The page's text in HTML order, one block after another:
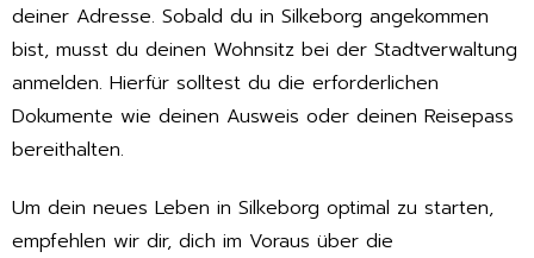
deiner Adresse. Sobald du in Silkeborg angekommen
bist, musst du deinen Wohnsitz bei der Stadtverwaltung
anmelden. Hierfür solltest du die erforderlichen
Dokumente wie deinen Ausweis oder deinen Reisepass
bereithalten.
Um dein neues Leben in Silkeborg optimal zu starten,
empfehlen wir dir, dich im Voraus über die